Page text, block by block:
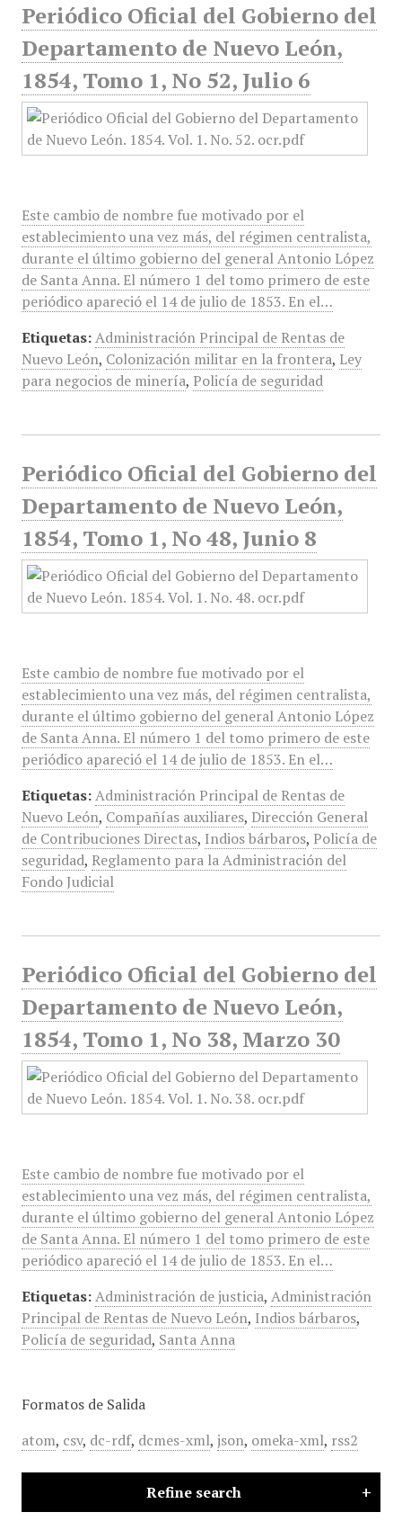
Periódico Oficial del Gobierno del
Departamento de Nuevo León,
1854, Tomo 1, No 52, Julio 6
Este cambio de nombre fue motivado por el
establecimiento una vez más, del régimen centralista,
durante el último gobierno del general Antonio López
de Santa Anna. El número 1 del tomo primero de este
periódico apareció el 14 de julio de 1853. En el…
Etiquetas: Administración Principal de Rentas de
Nuevo León, Colonización militar en la frontera, Ley
para negocios de minería, Policía de seguridad
Periódico Oficial del Gobierno del
Departamento de Nuevo León,
1854, Tomo 1, No 48, Junio 8
Este cambio de nombre fue motivado por el
establecimiento una vez más, del régimen centralista,
durante el último gobierno del general Antonio López
de Santa Anna. El número 1 del tomo primero de este
periódico apareció el 14 de julio de 1853. En el…
Etiquetas: Administración Principal de Rentas de
Nuevo León, Compañías auxiliares, Dirección General
de Contribuciones Directas, Indios bárbaros, Policía de
seguridad, Reglamento para la Administración del
Fondo Judicial
Periódico Oficial del Gobierno del
Departamento de Nuevo León,
1854, Tomo 1, No 38, Marzo 30
Este cambio de nombre fue motivado por el
establecimiento una vez más, del régimen centralista,
durante el último gobierno del general Antonio López
de Santa Anna. El número 1 del tomo primero de este
periódico apareció el 14 de julio de 1853. En el…
Etiquetas: Administración de justicia, Administración
Principal de Rentas de Nuevo León, Indios bárbaros,
Policía de seguridad, Santa Anna
Formatos de Salida
atom, csv, dc-rdf, dcmes-xml, json, omeka-xml, rss2
Refine search